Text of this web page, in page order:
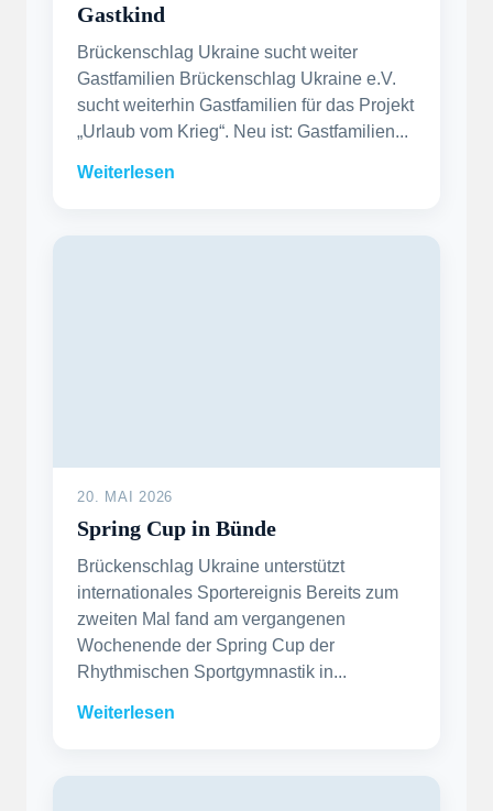
Gastkind
Brückenschlag Ukraine sucht weiter
Gastfamilien Brückenschlag Ukraine e.V.
sucht weiterhin Gastfamilien für das Projekt
„Urlaub vom Krieg“. Neu ist: Gastfamilien...
Weiterlesen
20. MAI 2026
Spring Cup in Bünde
Brückenschlag Ukraine unterstützt
internationales Sportereignis Bereits zum
zweiten Mal fand am vergangenen
Wochenende der Spring Cup der
Rhythmischen Sportgymnastik in...
Weiterlesen